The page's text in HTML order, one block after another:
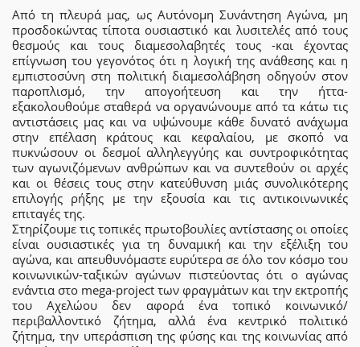
Από τη πλευρά µας, ως Αυτόνοµη Συνάντηση Αγώνα, µη
προσδοκώντας τίποτα ουσιαστικό και λυσιτελές από τους
θεσµούς και τους διαµεσολαβητές τους -και έχοντας
επίγνωση του γεγονότος ότι η λογική της ανάθεσης και η
εμπιστοσύνη στη πολιτική διαμεσολάβηση οδηγούν στον
παροπλισμό, την απογοήτευση και την ήττα-
εξακολουθούμε σταθερά να οργανώνουµε από τα κάτω τις
αντιστάσεις µας και να υψώνουμε κάθε δυνατό ανάχωµα
στην επέλαση κράτους και κεφαλαίου, µε σκοπό να
πυκνώσουν οι δεσµοί αλληλεγγύης και συντροφικότητας
των αγωνιζόµενων ανθρώπων και να συντεθούν οι αρχές
και οι θέσεις τους στην κατεύθυνση µιάς συνολικότερης
επιλογής ρήξης µε την εξουσία και τις αντικοινωνικές
επιταγές της.
Στηρίζουµε τις τοπικές πρωτοβουλίες αντίστασης οι οποίες
είναι ουσιαστικές για τη δυναµική και την εξέλιξη του
αγώνα, και απευθυνόµαστε ευρύτερα σε όλο τον κόσµο του
κοινωνικών-ταξικών αγώνων πιστεύοντας ότι ο αγώνας
ενάντια στο mega-project των φραγμάτων και την εκτροπής
του Αχελώου δεν αφορά ένα τοπικό κοινωνικό/
περιβαλλοντικό ζήτηµα, αλλά ένα κεντρικό πολιτικό
ζήτηµα, την υπεράσπιση της φύσης και της κοινωνίας από